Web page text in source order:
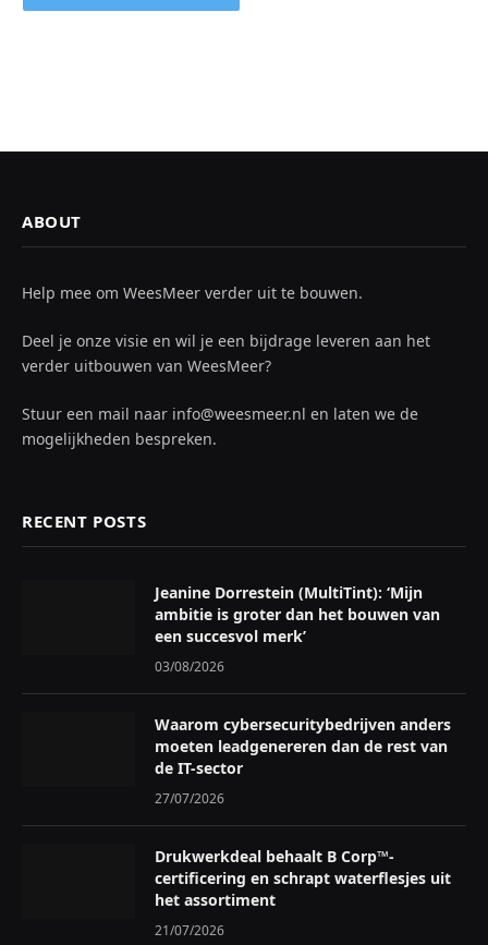
ABOUT
Help mee om WeesMeer verder uit te bouwen.
Deel je onze visie en wil je een bijdrage leveren aan het
verder uitbouwen van WeesMeer?
Stuur een mail naar info@weesmeer.nl en laten we de
mogelijkheden bespreken.
RECENT POSTS
Jeanine Dorrestein (MultiTint): ‘Mijn
ambitie is groter dan het bouwen van
een succesvol merk’
03/08/2026
Waarom cybersecuritybedrijven anders
moeten leadgenereren dan de rest van
de IT-sector
27/07/2026
Drukwerkdeal behaalt B Corp™-
certificering en schrapt waterflesjes uit
het assortiment
21/07/2026